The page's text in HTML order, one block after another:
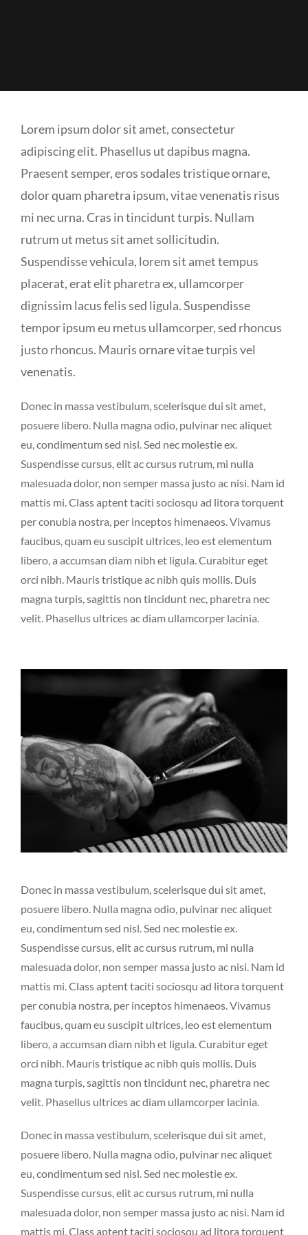
Lorem ipsum dolor sit amet, consectetur
adipiscing elit. Phasellus ut dapibus magna.
Praesent semper, eros sodales tristique ornare,
dolor quam pharetra ipsum, vitae venenatis risus
mi nec urna. Cras in tincidunt turpis. Nullam
rutrum ut metus sit amet sollicitudin.
Suspendisse vehicula, lorem sit amet tempus
placerat, erat elit pharetra ex, ullamcorper
dignissim lacus felis sed ligula. Suspendisse
tempor ipsum eu metus ullamcorper, sed rhoncus
justo rhoncus. Mauris ornare vitae turpis vel
venenatis.
Donec in massa vestibulum, scelerisque dui sit amet,
posuere libero. Nulla magna odio, pulvinar nec aliquet
eu, condimentum sed nisl. Sed nec molestie ex.
Suspendisse cursus, elit ac cursus rutrum, mi nulla
malesuada dolor, non semper massa justo ac nisi. Nam id
mattis mi. Class aptent taciti sociosqu ad litora torquent
per conubia nostra, per inceptos himenaeos. Vivamus
faucibus, quam eu suscipit ultrices, leo est elementum
libero, a accumsan diam nibh et ligula. Curabitur eget
orci nibh. Mauris tristique ac nibh quis mollis. Duis
magna turpis, sagittis non tincidunt nec, pharetra nec
velit. Phasellus ultrices ac diam ullamcorper lacinia.
Donec in massa vestibulum, scelerisque dui sit amet,
posuere libero. Nulla magna odio, pulvinar nec aliquet
eu, condimentum sed nisl. Sed nec molestie ex.
Suspendisse cursus, elit ac cursus rutrum, mi nulla
malesuada dolor, non semper massa justo ac nisi. Nam id
mattis mi. Class aptent taciti sociosqu ad litora torquent
per conubia nostra, per inceptos himenaeos. Vivamus
faucibus, quam eu suscipit ultrices, leo est elementum
libero, a accumsan diam nibh et ligula. Curabitur eget
orci nibh. Mauris tristique ac nibh quis mollis. Duis
magna turpis, sagittis non tincidunt nec, pharetra nec
velit. Phasellus ultrices ac diam ullamcorper lacinia.
Donec in massa vestibulum, scelerisque dui sit amet,
posuere libero. Nulla magna odio, pulvinar nec aliquet
eu, condimentum sed nisl. Sed nec molestie ex.
Suspendisse cursus, elit ac cursus rutrum, mi nulla
malesuada dolor, non semper massa justo ac nisi. Nam id
mattis mi. Class aptent taciti sociosqu ad litora torquent